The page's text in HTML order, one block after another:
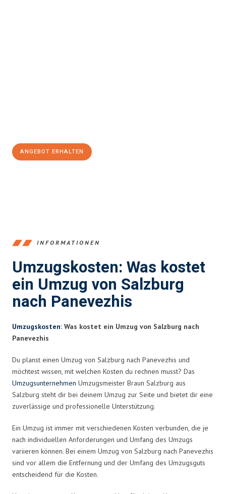
ANGEBOT ERHALTEN
INFORMATIONEN
Umzugskosten: Was kostet
ein Umzug von Salzburg
nach Panevezhis
Umzugskosten: Was kostet ein Umzug von Salzburg nach
Panevezhis
Du planst einen Umzug von Salzburg nach Panevezhis und
möchtest wissen, mit welchen Kosten du rechnen musst? Das
Umzugsunternehmen Umzugsmeister Braun Salzburg aus
Salzburg steht dir bei deinem Umzug zur Seite und bietet dir eine
zuverlässige und professionelle Unterstützung.
Ein Umzug ist immer mit verschiedenen Kosten verbunden, die je
nach individuellen Anforderungen und Umfang des Umzugs
variieren können. Bei einem Umzug von Salzburg nach Panevezhis
sind vor allem die Entfernung und der Umfang des Umzugsguts
entscheidend für die Kosten.